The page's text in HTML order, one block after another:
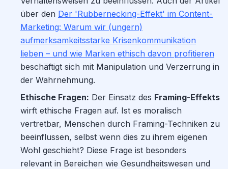
über den Der 'Rubbernecking-Effekt' im Content-
Marketing: Warum wir (ungern)
aufmerksamkeitsstarke Krisenkommunikation
lieben – und wie Marken ethisch davon profitieren
beschäftigt sich mit Manipulation und Verzerrung in
der Wahrnehmung.
Ethische Fragen: Der Einsatz des Framing-Effekts
wirft ethische Fragen auf. Ist es moralisch
vertretbar, Menschen durch Framing-Techniken zu
beeinflussen, selbst wenn dies zu ihrem eigenen
Wohl geschieht? Diese Frage ist besonders
relevant in Bereichen wie Gesundheitswesen und